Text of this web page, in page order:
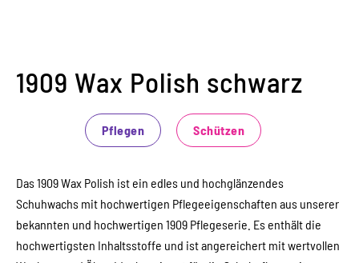
1909 Wax Polish schwarz
Pflegen Schützen
Das 1909 Wax Polish ist ein edles und hochglänzendes
Schuhwachs mit hochwertigen Pflegeeigenschaften aus unserer
bekannten und hochwertigen 1909 Pflegeserie. Es enthält die
hochwertigsten Inhaltsstoffe und ist angereichert mit wertvollen